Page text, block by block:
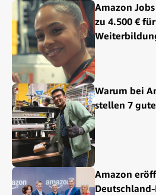
Amazon
zu 4.500 €
Warum bei
stellen 7
Amazon